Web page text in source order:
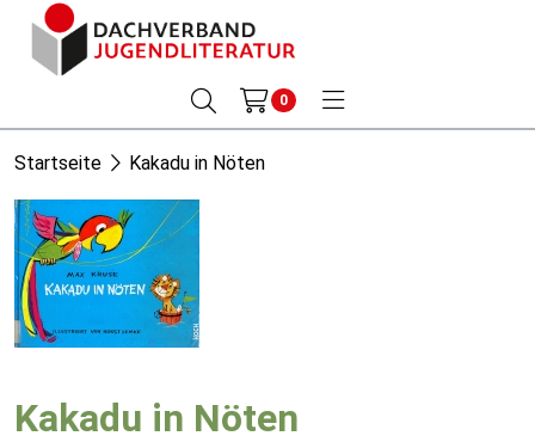
0
Startseite Kakadu in Nöten
Kakadu in Nöten